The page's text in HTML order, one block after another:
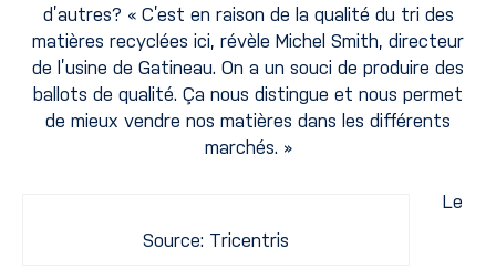
d’autres? « C’est en raison de la qualité du tri des
matières recyclées ici, révèle Michel Smith, directeur
de l’usine de Gatineau. On a un souci de produire des
ballots de qualité. Ça nous distingue et nous permet
de mieux vendre nos matières dans les différents
marchés. »
Source: Tricentris
Le